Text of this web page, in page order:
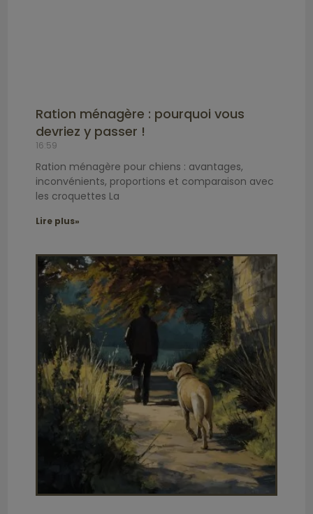
Ration ménagère : pourquoi vous
devriez y passer !
16:59
Ration ménagère pour chiens : avantages,
inconvénients, proportions et comparaison avec
les croquettes La
Lire plus»